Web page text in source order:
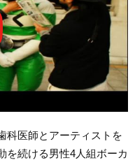
科医師とアーティストを
を続ける男性4人組ボーカ